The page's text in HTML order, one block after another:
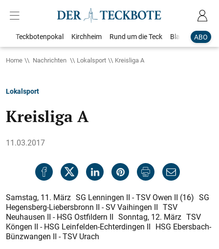
ABO
Teckbotenpokal Kirchheim Rund um die Teck Blaulicht
Home Nachrichten Lokalsport Kreisliga A
Lokalsport
Kreisliga A
11.03.2017
Samstag, 11. März SG Lenningen II - TSV Owen II (16) SG
Hegensberg-Liebersbronn II - SV Vaihingen II TSV
Neuhausen II - HSG Ostfildern II Sonntag, 12. März TSV
Köngen II - HSG Leinfelden-Echterdingen II HSG Ebersbach-
Bünzwangen II - TSV Urach